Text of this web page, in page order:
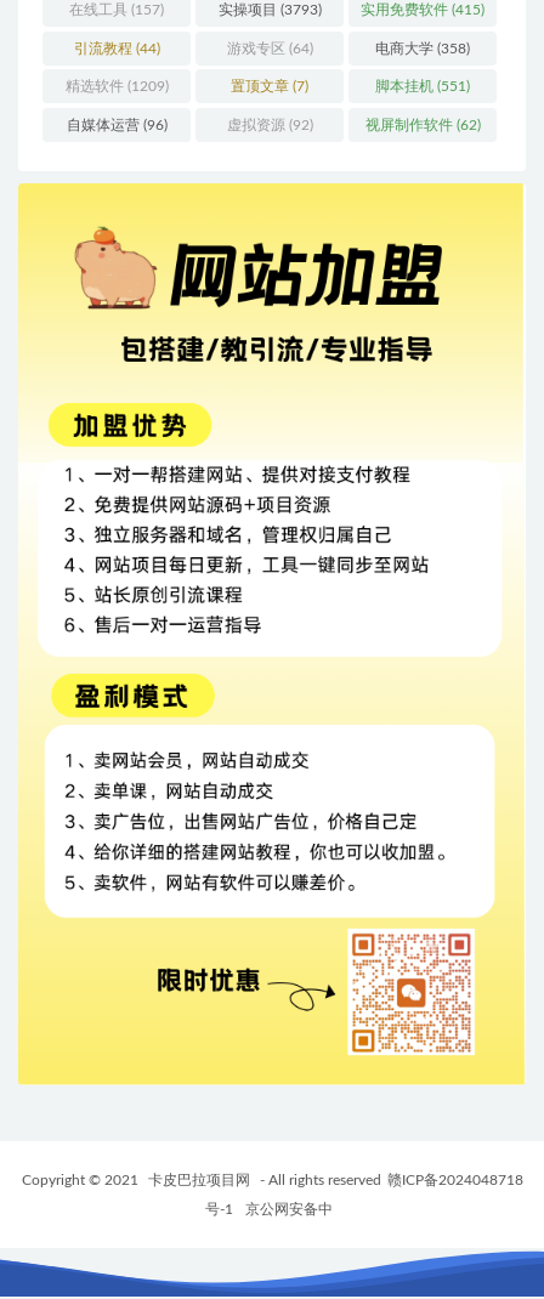
在线工具 (157) 实操项目 (3793) 实用免费软件 (415)
引流教程 (44) 游戏专区 (64) 电商大学 (358)
精选软件(1209) 置顶文章 (7) 脚本挂机 (551)
自媒体运营(96) 虚拟资源 (92) 视屏制作软件(62)
Copyright © 2021 卡皮巴拉项目网 - All rights reserved
赣ICP备2024048718
号-1
京公网安备中